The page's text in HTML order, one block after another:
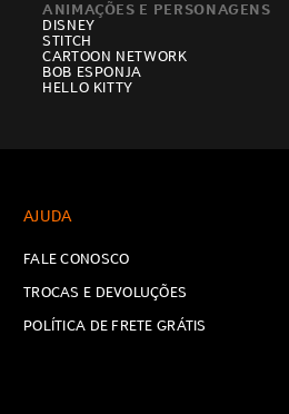
ANIMAÇÕES E PERSONAGENS
DISNEY
STITCH
CARTOON NETWORK
BOB ESPONJA
HELLO KITTY
AJUDA
FALE CONOSCO
TROCAS E DEVOLUÇÕES
POLÍTICA DE FRETE GRÁTIS